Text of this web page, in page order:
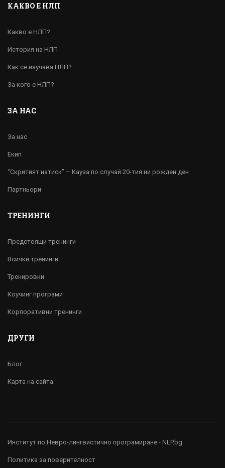
КАКВО Е НЛП
Какво е НЛП?
История на НЛП
Как се изучава НЛП?
За кого е НЛП?
ЗА НАС
За нас
Екип
“Скритият натиск” – Кауза по случай 20-тия ни рожден ден
Партньори
ТРЕНИНГИ
Предстоящи тренинги
Всички тренинги
Тренировки
Коучинг програми
Корпоративни тренинги
ДРУГИ
Блог
Карта на сайта
Институт по Невро-лингвистично програмиране - NLP.bg
Политика за поверителност